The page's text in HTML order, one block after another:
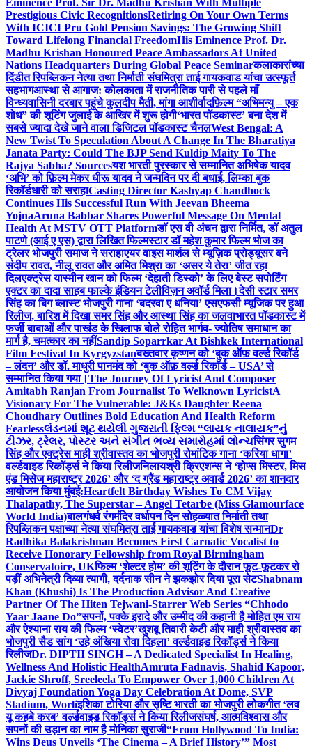
Eminence Prof. Sir Dr. Madhu Krishan With Multiple
Prestigious Civic RecognitionsRetiring On Your Own Terms
With ICICI Pru Gold Pension Savings: The Growing Shift
Toward Lifelong Financial FreedomHis Eminence Prof. Dr.
Madhu Krishan Honoured Peace Ambassadors At United
Nations Headquarters During Global Peace Seminarकलाकारांच्या
दिंडीत रिपब्लिकन नेत्या तथा निर्माती संघमित्रा ताई गायकवाड यांचा उत्स्फूर्त
सहभागआस्था से आगाज: कोलकाता में राजनीतिक पारी से पहले माँ
विन्ध्यवासिनी दरबार पहुंचे कुलदीप मैती, मांगा आशीर्वादफ़िल्म “अभिमन्यु – एक
शोध” की शूटिंग जुलाई के आखिर में शुरू होगी‘भारत पॉडकास्ट’ बना देश में
सबसे ज्यादा देखे जाने वाला डिजिटल पॉडकास्ट चैनलWest Bengal: A
New Twist To Speculation About A Change In The Bharatiya
Janata Party: Could The BJP Send Kuldip Maity To The
Rajya Sabha? Sourcesयश भारती पुरस्कार से सम्मानित अभिषेक यादव
‘अभि’ को फ़िल्म मेकर धीरू यादव ने जन्मदिन पर दी बधाई, लिम्का बुक
रिकॉर्डधारी को सराहाCasting Director Kashyap Chandhock
Continues His Successful Run With Jeevan Bheema
YojnaAruna Babbar Shares Powerful Message On Mental
Health At MSTV OTT Platformडॉ एस वी अंचन द्वारा निर्मित, डॉ अतुल
पाटणे (आई ए एस) द्वारा लिखित फिल्मस्टार डॉ महेश कुमार फिल्म भोज का
ट्रेलर भोजपुरी समाज ने सराहाएयर वाइस मार्शल से म्यूज़िक प्रोड्यूसर बने
संदीप रावत, नीलू रावत और अमित मिश्रा का ‘असर ये तेरा’ जीत रहा
दिलएक्ट्रेस यास्मीन खान को फिल्म ‘देहाती डिस्को’ के लिए बेस्ट सपोर्टिंग
एक्टर का दादा साहब फाल्के इंडियन टेलीविज़न अवॉर्ड मिला।देसी स्टार समर
सिंह का बिग ब्लास्ट भोजपुरी गाना ‘बदरवा ए धनिया’ एसएफसी म्यूजिक पर हुआ
रिलीज, बारिश में दिखा समर सिंह और आस्था सिंह का जलवाभारत पॉडकास्ट में
फर्जी बाबाओं और पाखंड के खिलाफ बोले रोहित भार्गव- ज्योतिष समाधान का
मार्ग है, चमत्कार का नहींSandip Soparrkar At Bishkek International
Film Festival In Kyrgyzstanबख्तवार कृष्णन को ‘बुक ऑफ़ वर्ल्ड रिकॉर्ड
– लंदन’ और डॉ. माधुरी पानमंद को ‘बुक ऑफ़ वर्ल्ड रिकॉर्ड – USA’ से
सम्मानित किया गया।The Journey Of Lyricist And Composer
Amitabh Ranjan From Journalist To Welknown LyricistA
Visionary For The Vulnerable: J&Ks Daughter Reena
Choudhary Outlines Bold Education And Health Reform
Fearlessલંડનમાં શૂટ થયેલી ગુજરાતી ફિલ્મ “લાયક નાલાયક”નું
ટીઝર, ટ્રેલર, પોસ્ટર અને સંગીત ભવ્ય સમારોહમાં લોન્ચसिंगर सुगम
सिंह और एक्ट्रेस माही श्रीवास्तव का भोजपुरी रोमांटिक गाना ‘करिया धागा’
वर्ल्डवाइड रिकॉर्ड्स ने किया रिलीजनिलायश्री क्रिएशन्स ने ‘होप्स मिस्टर, मिस
एंड मिसेज महाराष्ट्र 2026’ और ‘द ग्रैंड महाराष्ट्र अवार्ड 2026’ का शानदार
आयोजन किया मुंबई:Heartfelt Birthday Wishes To CM Vijay
Thalapathy, The Superstar – Angel Tetarbe (Miss Glamourface
World India)बालगंधर्व रंगमंदिर वर्धापन दिन सोहळ्यात निर्माती तथा
रिपब्लिकन पक्षाच्या नेत्या संघमित्रा ताई गायकवाड यांचा विशेष सन्मानDr
Radhika Balakrishnan Becomes First Carnatic Vocalist to
Receive Honorary Fellowship from Royal Birmingham
Conservatoire, UKफिल्म ‘शेल्टर होम’ की शूटिंग के दौरान फूट-फूटकर रो
पड़ीं अभिनेत्री दिव्या त्यागी, दर्दनाक सीन ने झकझोर दिया पूरा सेटShabnam
Khan (Khushi) Is The Production Advisor And Creative
Partner Of The Hiten Tejwani-Starrer Web Series “Chhodo
Yaar Jaane Do”सपनों, पक्के इरादे और उम्मीद की कहानी है मोहित एम राय
और ऐश्याना राय की फिल्म ‘स्वेटर’खुशबू तिवारी केटी और माही श्रीवास्तव का
भोजपुरी सैड सांग ‘उहे अंखिया रोवा दिहला’ वर्ल्डवाइड रिकॉर्ड्स ने किया
रिलीजDr. DIPTII SINGH – A Dedicated Specialist In Healing,
Wellness And Holistic HealthAmruta Fadnavis, Shahid Kapoor,
Jackie Shroff, Sreeleela To Empower Over 1,000 Children At
Divyaj Foundation Yoga Day Celebration At Dome, SVP
Stadium, Worliइशिका टोरिया और सृष्टि भारती का भोजपुरी लोकगीत ‘लव
यू कहबे करब’ वर्ल्डवाइड रिकॉर्ड्स ने किया रिलीजसंघर्ष, आत्मविश्वास और
सपनों की उड़ान का नाम है मोनिका सुराजी“From Hollywood To India:
Wins Deus Unveils ‘The Cinema – A Brief History’” Most